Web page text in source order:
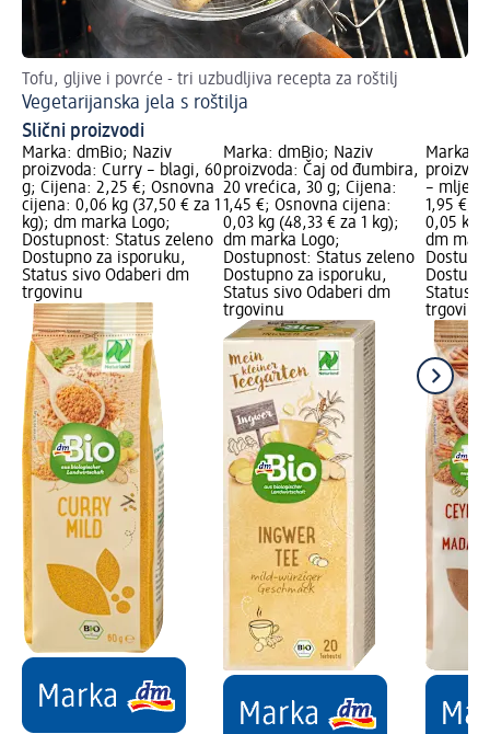
Tofu, gljive i povrće - tri uzbudljiva recepta za roštilj
Vegetarijanska jela s roštilja
Slični proizvodi
Marka: dmBio; Naziv
proizvoda: Curry – blagi, 60
g; Cijena: 2,25 €; Osnovna
cijena: 0,06 kg (37,50 € za 1
kg); dm marka Logo;
Dostupnost: Status zeleno
Dostupno za isporuku,
Status sivo Odaberi dm
trgovinu
Marka: dmBio; Naziv
proizvoda: Čaj od đumbira,
20 vrećica, 30 g; Cijena:
1,45 €; Osnovna cijena:
0,03 kg (48,33 € za 1 kg);
dm marka Logo;
Dostupnost: Status zeleno
Dostupno za isporuku,
Status sivo Odaberi dm
trgovinu
Marka:
–
1,95 €;
0,05 kg
dm
Status
trgovinu